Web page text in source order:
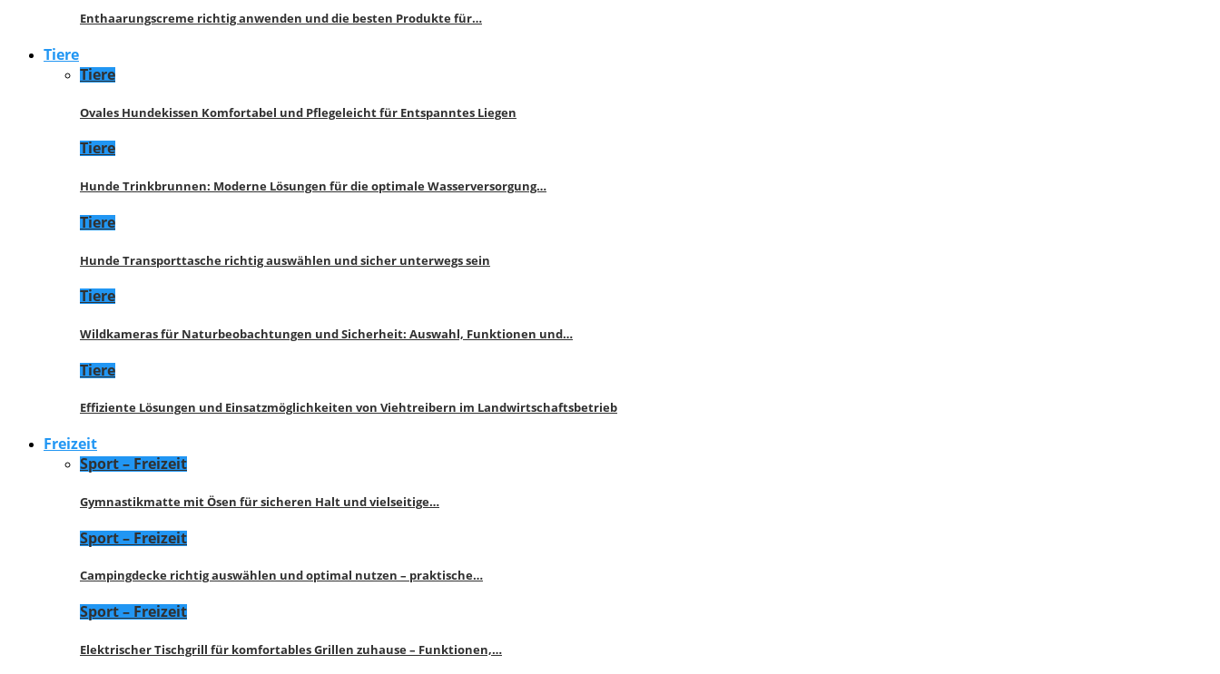
Enthaarungscreme richtig anwenden und die besten Produkte für…
Tiere
Tiere
Ovales Hundekissen Komfortabel und Pflegeleicht für Entspanntes Liegen
Tiere
Hunde Trinkbrunnen: Moderne Lösungen für die optimale Wasserversorgung…
Tiere
Hunde Transporttasche richtig auswählen und sicher unterwegs sein
Tiere
Wildkameras für Naturbeobachtungen und Sicherheit: Auswahl, Funktionen und…
Tiere
Effiziente Lösungen und Einsatzmöglichkeiten von Viehtreibern im Landwirtschaftsbetrieb
Freizeit
Sport – Freizeit
Gymnastikmatte mit Ösen für sicheren Halt und vielseitige…
Sport – Freizeit
Campingdecke richtig auswählen und optimal nutzen – praktische…
Sport – Freizeit
Elektrischer Tischgrill für komfortables Grillen zuhause – Funktionen,…